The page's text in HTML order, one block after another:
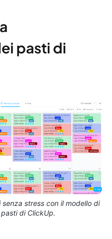
pasti di
stress con il modello di
di ClickUp.